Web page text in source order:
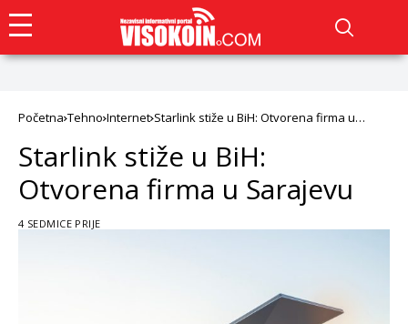
Početna Tehno Internet Starlink stiže u BiH: Otvorena firma u
Starlink stiže u BiH:
Otvorena firma u Sarajevu
4 SEDMICE PRIJE